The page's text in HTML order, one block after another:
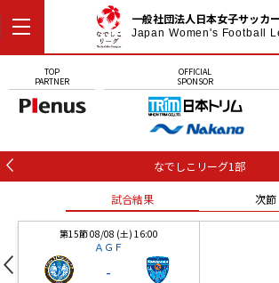
一般社団法人日本女子サッカ
Japan Women's Football
TOP
PARTNER
OFFICIAL
SPONSOR
なでしこリーグ1部
試合結果 次節
第15節 08/08 (土) 16:00
ＡＧＦ
-